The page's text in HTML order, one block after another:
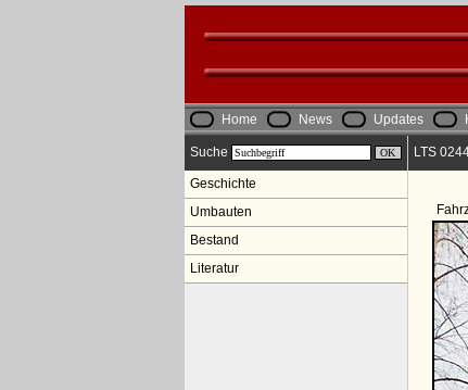
Home News Updates
Suche
Geschichte
Umbauten
Bestand
Literatur
LTS